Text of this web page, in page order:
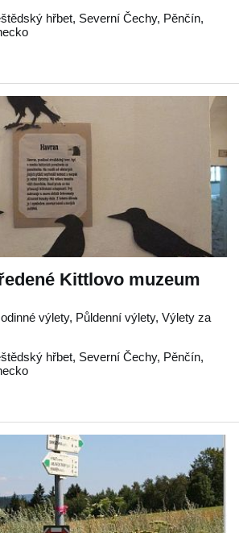
hřbet, Severní Čechy, Pěnčín,
Kittlovo muzeum
výlety, Půldenní výlety, Výlety za
hřbet, Severní Čechy, Pěnčín,